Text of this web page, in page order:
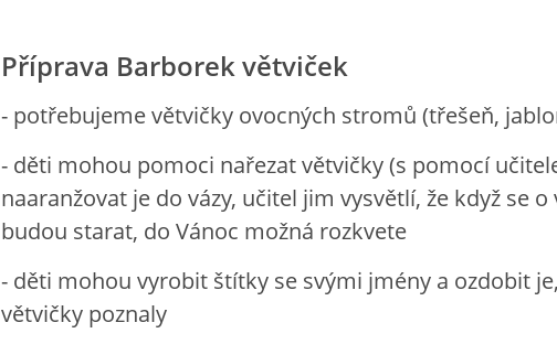
Příprava Barborek větviček
- potřebujeme větvičky ovocných stromů (třešeň,
- děti mohou pomoci nařezat větvičky (s pomocí
naaranžovat je do vázy, učitel jim vysvětlí, že když se o
budou starat, do Vánoc možná rozkvete
- děti mohou vyrobit štítky se svými jmény a ozdobit
větvičky poznaly